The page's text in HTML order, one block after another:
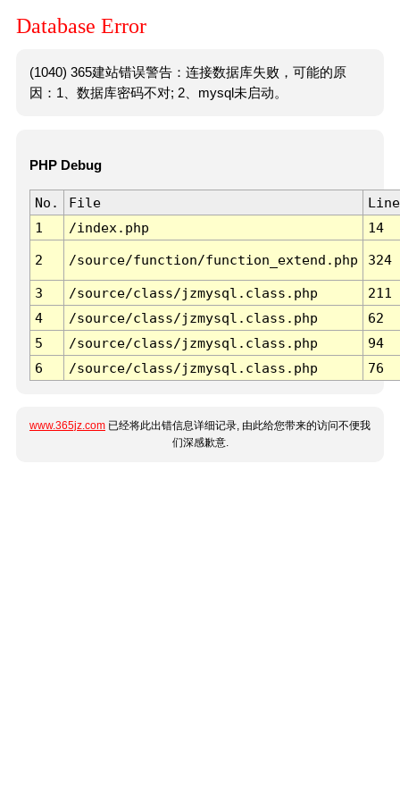
Database Error
(1040) 365建站错误警告：连接数据库失败，可能的原
因：1、数据库密码不对; 2、mysql未启动。
PHP Debug
No. File
Line
1
/index.php 14
2 /source/function/function_extend.php 324
3 /source/class/jzmysql.class.php
211
4
/source/class/jzmysql.class.php
62
5
/source/class/jzmysql.class.php
94
6
/source/class/jzmysql.class.php 76
www.365jz.com 已经将此出错信息详细记录, 由此给您带来的访问不便我
们深感歉意.